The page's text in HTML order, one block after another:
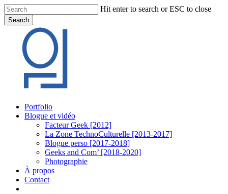
Skip
to
main
content
Hit enter to search or ESC to close
Search
Search
Menu
Portfolio
Blogue et vidéo
Facteur Geek [2012]
La Zone TechnoCulturelle [2013-2017]
Blogue perso [2017-2018]
Geeks and Com’ [2018-2020]
Photographie
À propos
Contact